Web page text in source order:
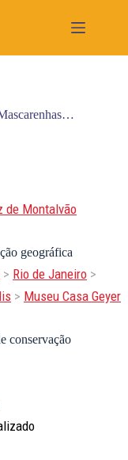
de Montalvão
geográfica
> Rio de Janeiro >
> Museu Casa Geyer
conservação